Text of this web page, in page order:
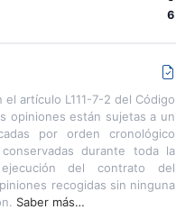
6
el artículo L111-7-2 del Código
opiniones están sujetas a un
por orden cronológico
durante toda la
del contrato del
recogidas sin ninguna
Saber más…